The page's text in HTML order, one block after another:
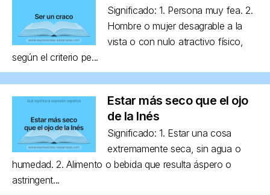
Significado: 1. Persona muy fea. 2.
Hombre o mujer desagrable a la
vista o con nulo atractivo físico,
según el criterio pe...
Estar más seco que el ojo
de la Inés
Significado: 1. Estar una cosa
extremamente seca, sin agua o
humedad. 2. Alimento o bebida que resulta áspero o
astringent...